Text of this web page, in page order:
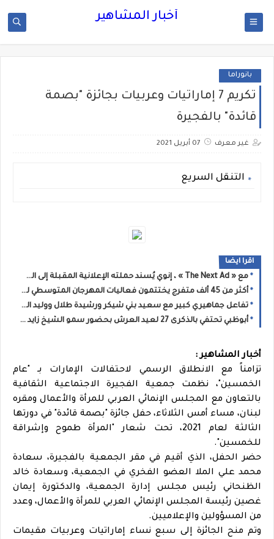
أخبار المشاهير
بانوراما
تكريم 7 إماراتيات وعربيات بجائزة "بصمة
قائدة" بالفجيرة
غير معرف 07 أبريل 2021
التنقل السريع
اقرا ايضا
مع « The Next Ad » ، إنوي يُسند حملته الإعلانية المقبلة إلى الشباب المغربي
أكثر من 45 ألف متفرج يختتمون فعاليات المهرجان المتوسطي للناظور في أجواء استثنائية
تفاعل جماهيري كبير مع سعيد بني شيكر ورشيدة طلال ووليد الرحماني في المهرجان المتوسطي للناظور
أبوظبي تحتفي بالذكرى 27 لعيد العرش بحضور سمو الشيخ زايد بن محمد بن زايد وسمو الشيخ نهيان بن مبارك
أخبار المشاهير :
تزامناً مع الانطلاق الرسمي لاحتفالات الإمارات بـ "عام
الخمسين"، نظمت جمعية الفجيرة الاجتماعية الثقافية
بالتعاون مع المجلس الإنمائي العربي للمرأة والأعمال ومقره
لبنان، مساء أمس الثلاثاء، حفل جائزة "بصمة قائدة" في دورتها
الثالثة لعام 2021، تحت شعار "المرأة طموح وإشراقة
للخمسين".
حضر الحفل، الذي أقيم في مقر الجمعية بالفجيرة، سعادة
محمد علي الملا العضو الفخري في الجمعية، وسعادة خالد
الظنحاني رئيس مجلس إدارة الجمعية، والدكتورة إيمان
غصين رئيسة المجلس الإنمائي العربي للمرأة والأعمال، وعدد
من المسؤولين والإعلاميين.
وتم منح الجائزة إلى سبع نساء إماراتيات وعربيات مقيمات